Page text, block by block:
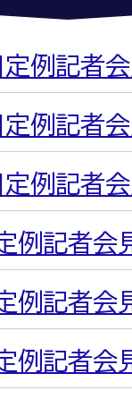
定例記者
定例記者
定例記者
例記者会
例記者会
例記者会